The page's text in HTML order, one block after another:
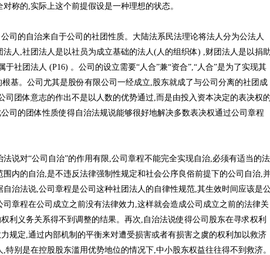
称的,实际上这个前提假设是一种理想的状态。
司的自治来自于公司的社团性质。大陆法系民法理论将法人分为公法人
人,社团法人是以社员为成立基础的法人(人的组织体) ,财团法人是以捐
社团法人 (P16) 。公司的设立需要“人合”兼“资合”,“人合”是为了实现其
基。公司尤其是股份有限公司一经成立,股东就成了与公司分离的社团成
司团体意志的作出不是以人数的优势通过,而是由投入资本决定的表决权
司的团体性质使得自治法规说能够很好地解决多数表决权通过公司章程
说对“公司自治”的作用有限,公司章程不能完全实现自治,必须有适当的法
内的自治,是不违反法律强制性规定和社会公序良俗前提下的公司自治,
自治法说,公司章程是公司这种社团法人的自律性规范,其生效时间应该是
章程在公司成立之前没有法律效力,这样就会造成公司成立之前的法律关
利义务关系得不到调整的结果。再次,自治法说使得公司股东在寻求权利
规定,通过内部机制的平衡来对遭受损害或者有损害之虞的权利加以救济
特别是在控股股东滥用优势地位的情况下,中小股东权益往往得不到救济